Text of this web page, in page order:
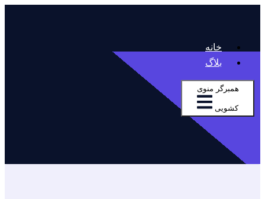
خانه
بلاگ
همبرگر منوی
کشویی